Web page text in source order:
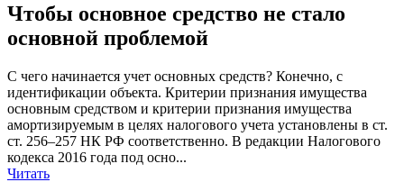
Чтобы основное средство не стало
основной проблемой
С чего начинается учет основных средств? Конечно, с
идентификации объекта. Критерии признания имущества
основным средством и критерии признания имущества
амортизируемым в целях налогового учета установлены в ст.
ст. 256–257 НК РФ соответственно. В редакции Налогового
кодекса 2016 года под осно...
Читать